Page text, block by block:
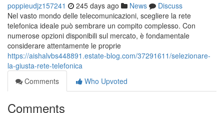
poppieudjz157241 245 days ago News
Discuss
Nel vasto mondo delle telecomunicazioni, scegliere la rete
telefonica ideale può sembrare un compito complesso. Con
numerose opzioni disponibili sul mercato, è fondamentale
considerare attentamente le proprie
https://aishalvbs448891.estate-blog.com/37291611/selezionare-
la-giusta-rete-telefonica
Comments
Who Upvoted
Comments